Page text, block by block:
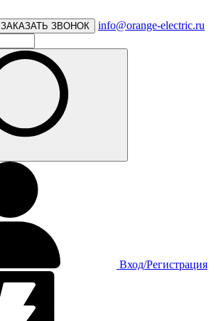
ЗАКАЗАТЬ ЗВОНОК info@orange-electric.ru
Вход/Регистрация